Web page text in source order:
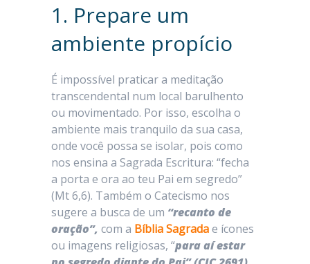
1. Prepare um
ambiente propício
É impossível praticar a meditação
transcendental num local barulhento
ou movimentado. Por isso, escolha o
ambiente mais tranquilo da sua casa,
onde você possa se isolar, pois como
nos ensina a Sagrada Escritura: “fecha
a porta e ora ao teu Pai em segredo”
(Mt 6,6). Também o Catecismo nos
sugere a busca de um “recanto de
oração”, com a Bíblia Sagradae ícones
ou imagens religiosas, “para aí estar